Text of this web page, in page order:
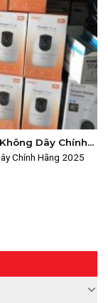
Dây Chính
Chính Hãng 2025